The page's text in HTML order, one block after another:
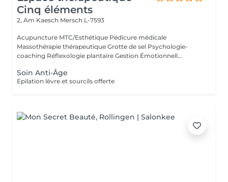
Cinq éléments
2, Am Kaesch Mersch L-7593
Acupuncture MTC/Esthétique Pédicure médicale
Massothérapie thérapeutique Grotte de sel Psychologie-
coaching Réflexologie plantaire Gestion Émotionnell...
Soin Anti-Âge
Epilation lèvre et sourcils offerte